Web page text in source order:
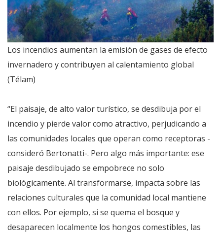
Los incendios aumentan la emisión de gases de efecto
invernadero y contribuyen al calentamiento global
(Télam)
“El paisaje, de alto valor turístico, se desdibuja por el
incendio y pierde valor como atractivo, perjudicando a
las comunidades locales que operan como receptoras -
consideró Bertonatti-. Pero algo más importante: ese
paisaje desdibujado se empobrece no solo
biológicamente. Al transformarse, impacta sobre las
relaciones culturales que la comunidad local mantiene
con ellos. Por ejemplo, si se quema el bosque y
desaparecen localmente los hongos comestibles, las